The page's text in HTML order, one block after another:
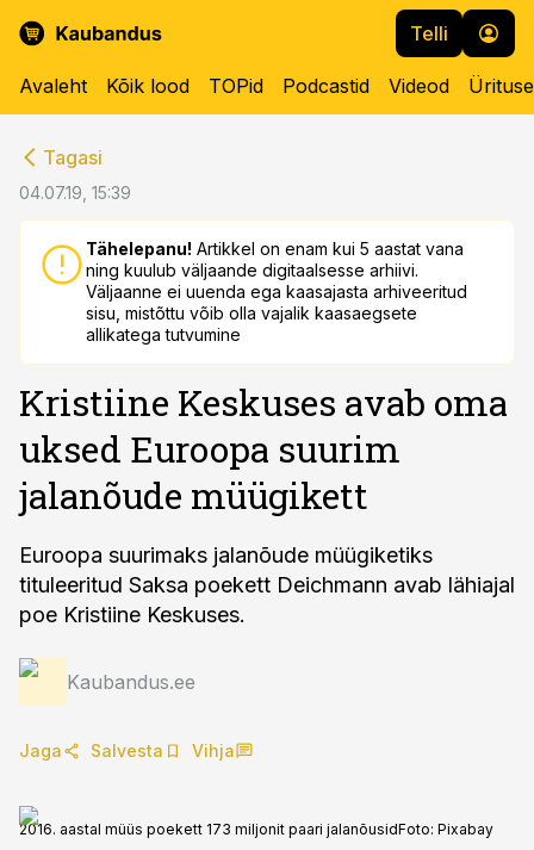
Telli
Avaleht Kõik lood TOPid Podcastid Videod
Tagasi
04.07.19, 15:39
Tähelepanu! Artikkel on enam kui 5 aastat vana
ning kuulub väljaande digitaalsesse arhiivi.
Väljaanne ei uuenda ega kaasajasta arhiveeritud
sisu, mistõttu võib olla vajalik kaasaegsete
allikatega tutvumine
Kristiine Keskuses avab oma
uksed Euroopa suurim
jalanõude müügikett
Euroopa suurimaks jalanõude müügiketiks
tituleeritud Saksa poekett Deichmann avab lähiajal
poe Kristiine Keskuses.
Kaubandus.ee
Jaga Salvesta Vihja
2016. aastal müüs poekett 173 miljonit paari jalanõusidFoto: Pixabay